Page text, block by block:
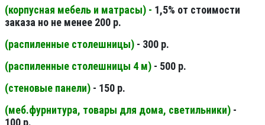
(корпусная мебель и матрасы) - 1,5% от стоимости
заказа но не менее 200 р.
(распиленные столешницы) - 300 р.
(распиленные столешницы 4 м) - 500 р.
(стеновые панели) - 150 р.
(меб.фурнитура, товары для дома, светильники) -
100 р.